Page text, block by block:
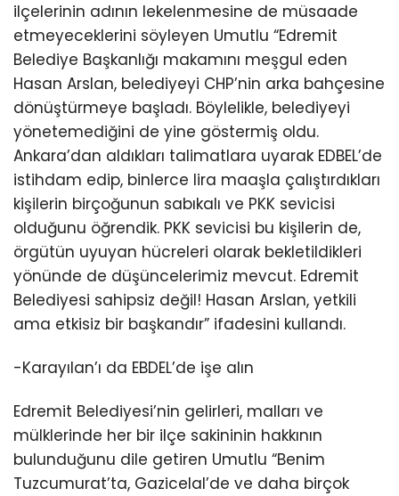
ilçelerinin adının lekelenmesine de müsaade
etmeyeceklerini söyleyen Umutlu “Edremit
Belediye Başkanlığı makamını meşgul eden
Hasan Arslan, belediyeyi CHP’nin arka bahçesine
dönüştürmeye başladı. Böylelikle, belediyeyi
yönetemediğini de yine göstermiş oldu.
Ankara’dan aldıkları talimatlara uyarak EDBEL’de
istihdam edip, binlerce lira maaşla çalıştırdıkları
kişilerin birçoğunun sabıkalı ve PKK sevicisi
olduğunu öğrendik. PKK sevicisi bu kişilerin de,
örgütün uyuyan hücreleri olarak bekletildikleri
yönünde de düşüncelerimiz mevcut. Edremit
Belediyesi sahipsiz değil! Hasan Arslan, yetkili
ama etkisiz bir başkandır” ifadesini kullandı.
-Karayılan’ı da EBDEL’de işe alın
Edremit Belediyesi’nin gelirleri, malları ve
mülklerinde her bir ilçe sakininin hakkının
bulunduğunu dile getiren Umutlu “Benim
Tuzcumurat’ta, Gazicelal’de ve daha birçok